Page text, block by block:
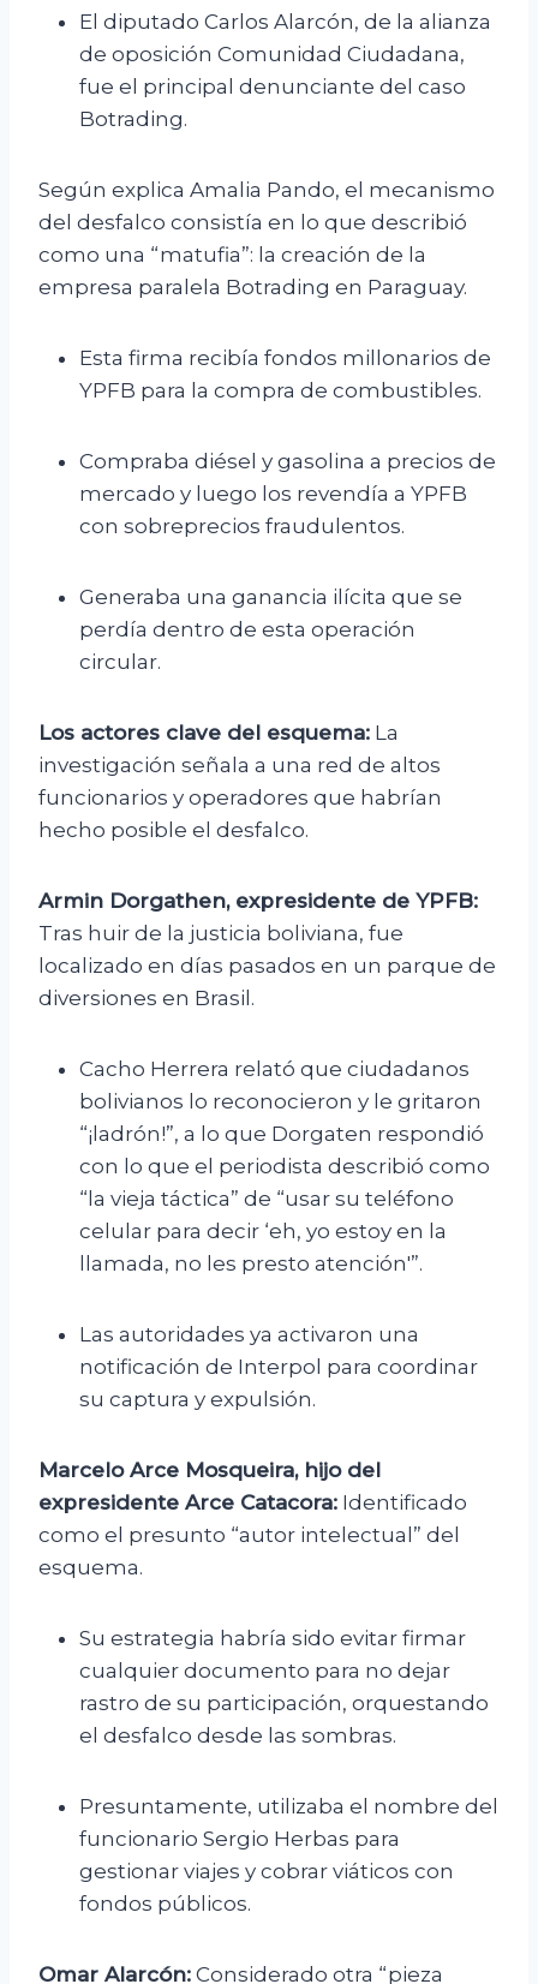
El diputado Carlos Alarcón, de la alianza
de oposición Comunidad Ciudadana,
fue el principal denunciante del caso
Botrading.
Según explica Amalia Pando, el mecanismo
del desfalco consistía en lo que describió
como una “matufia”: la creación de la
empresa paralela Botrading en Paraguay.
Esta firma recibía fondos millonarios de
YPFB para la compra de combustibles.
Compraba diésel y gasolina a precios de
mercado y luego los revendía a YPFB
con sobreprecios fraudulentos.
Generaba una ganancia ilícita que se
perdía dentro de esta operación
circular.
Los actores clave del esquema: La
investigación señala a una red de altos
funcionarios y operadores que habrían
hecho posible el desfalco.
Armin Dorgathen, expresidente de YPFB:
Tras huir de la justicia boliviana, fue
localizado en días pasados en un parque de
diversiones en Brasil.
Cacho Herrera relató que ciudadanos
bolivianos lo reconocieron y le gritaron
“¡ladrón!”, a lo que Dorgaten respondió
con lo que el periodista describió como
“la vieja táctica” de “usar su teléfono
celular para decir ‘eh, yo estoy en la
llamada, no les presto atención'”.
Las autoridades ya activaron una
notificación de Interpol para coordinar
su captura y expulsión.
Marcelo Arce Mosqueira, hijo del
expresidente Arce Catacora: Identificado
como el presunto “autor intelectual” del
esquema.
Su estrategia habría sido evitar firmar
cualquier documento para no dejar
rastro de su participación, orquestando
el desfalco desde las sombras.
Presuntamente, utilizaba el nombre del
funcionario Sergio Herbas para
gestionar viajes y cobrar viáticos con
fondos públicos.
Omar Alarcón: Considerado otra “pieza